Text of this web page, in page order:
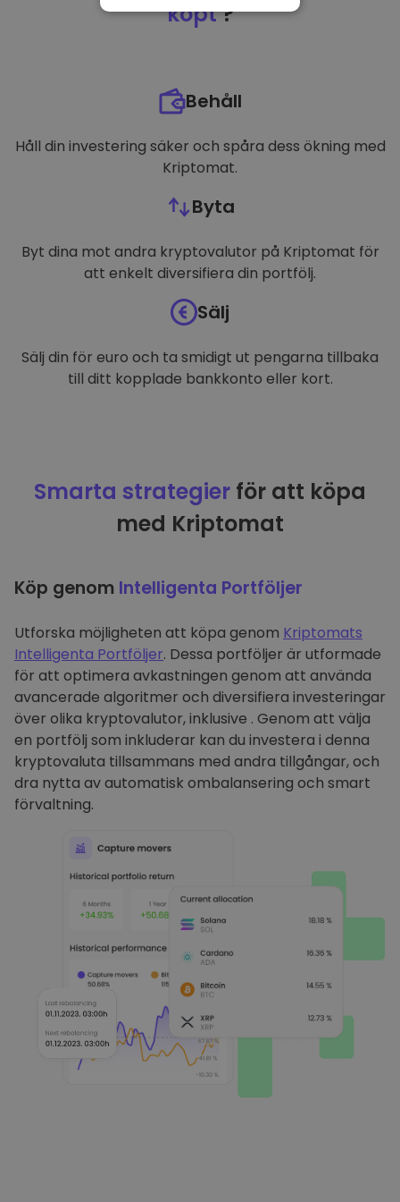
köpt?
Behåll
Håll din investering säker och spåra dess ökning med
Kriptomat.
Byta
Byt dina mot andra kryptovalutor på Kriptomat för
att enkelt diversifiera din portfölj.
Sälj
Sälj din för euro och ta smidigt ut pengarna tillbaka
till ditt kopplade bankkonto eller kort.
Smarta strategier för att köpa
med Kriptomat
Köp genom Intelligenta Portföljer
Utforska möjligheten att köpa genom Kriptomats
Intelligenta Portföljer. Dessa portföljer är utformade
för att optimera avkastningen genom att använda
avancerade algoritmer och diversifiera investeringar
över olika kryptovalutor, inklusive . Genom att välja
en portfölj som inkluderar kan du investera i denna
kryptovaluta tillsammans med andra tillgångar, och
dra nytta av automatisk ombalansering och smart
förvaltning.
PRESTANDA
FUNKTIONER